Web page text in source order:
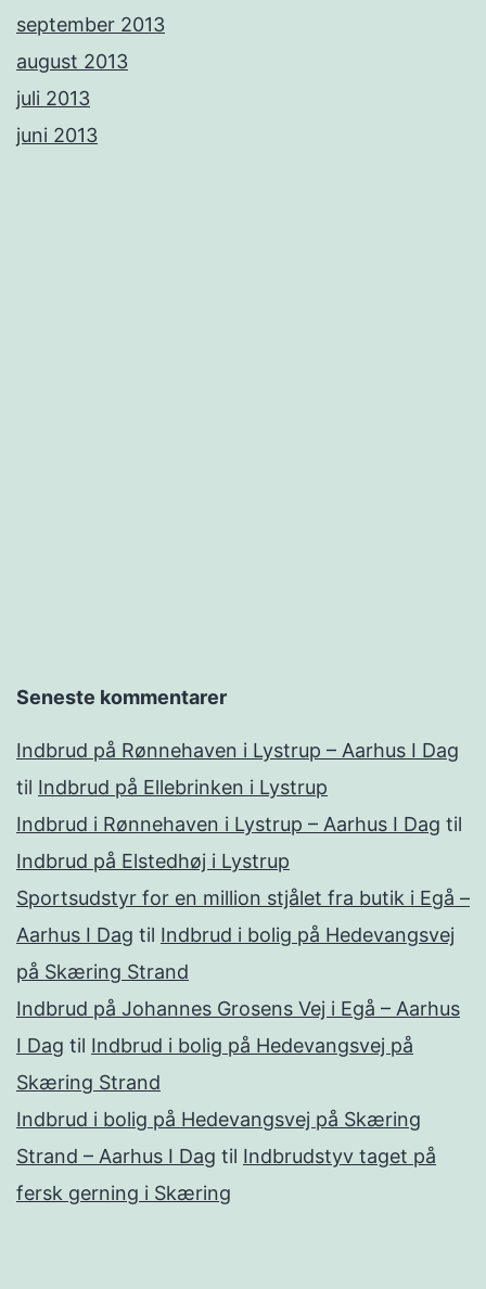
september 2013
august 2013
juli 2013
juni 2013
Seneste kommentarer
Indbrud på Rønnehaven i Lystrup – Aarhus I Dag
til Indbrud på Ellebrinken i Lystrup
Indbrud i Rønnehaven i Lystrup – Aarhus I Dag til
Indbrud på Elstedhøj i Lystrup
Sportsudstyr for en million stjålet fra butik i Egå –
Aarhus I Dag til Indbrud i bolig på Hedevangsvej
på Skæring Strand
Indbrud på Johannes Grosens Vej i Egå – Aarhus
I Dag til Indbrud i bolig på Hedevangsvej på
Skæring Strand
Indbrud i bolig på Hedevangsvej på Skæring
Strand – Aarhus I Dag til Indbrudstyv taget på
fersk gerning i Skæring